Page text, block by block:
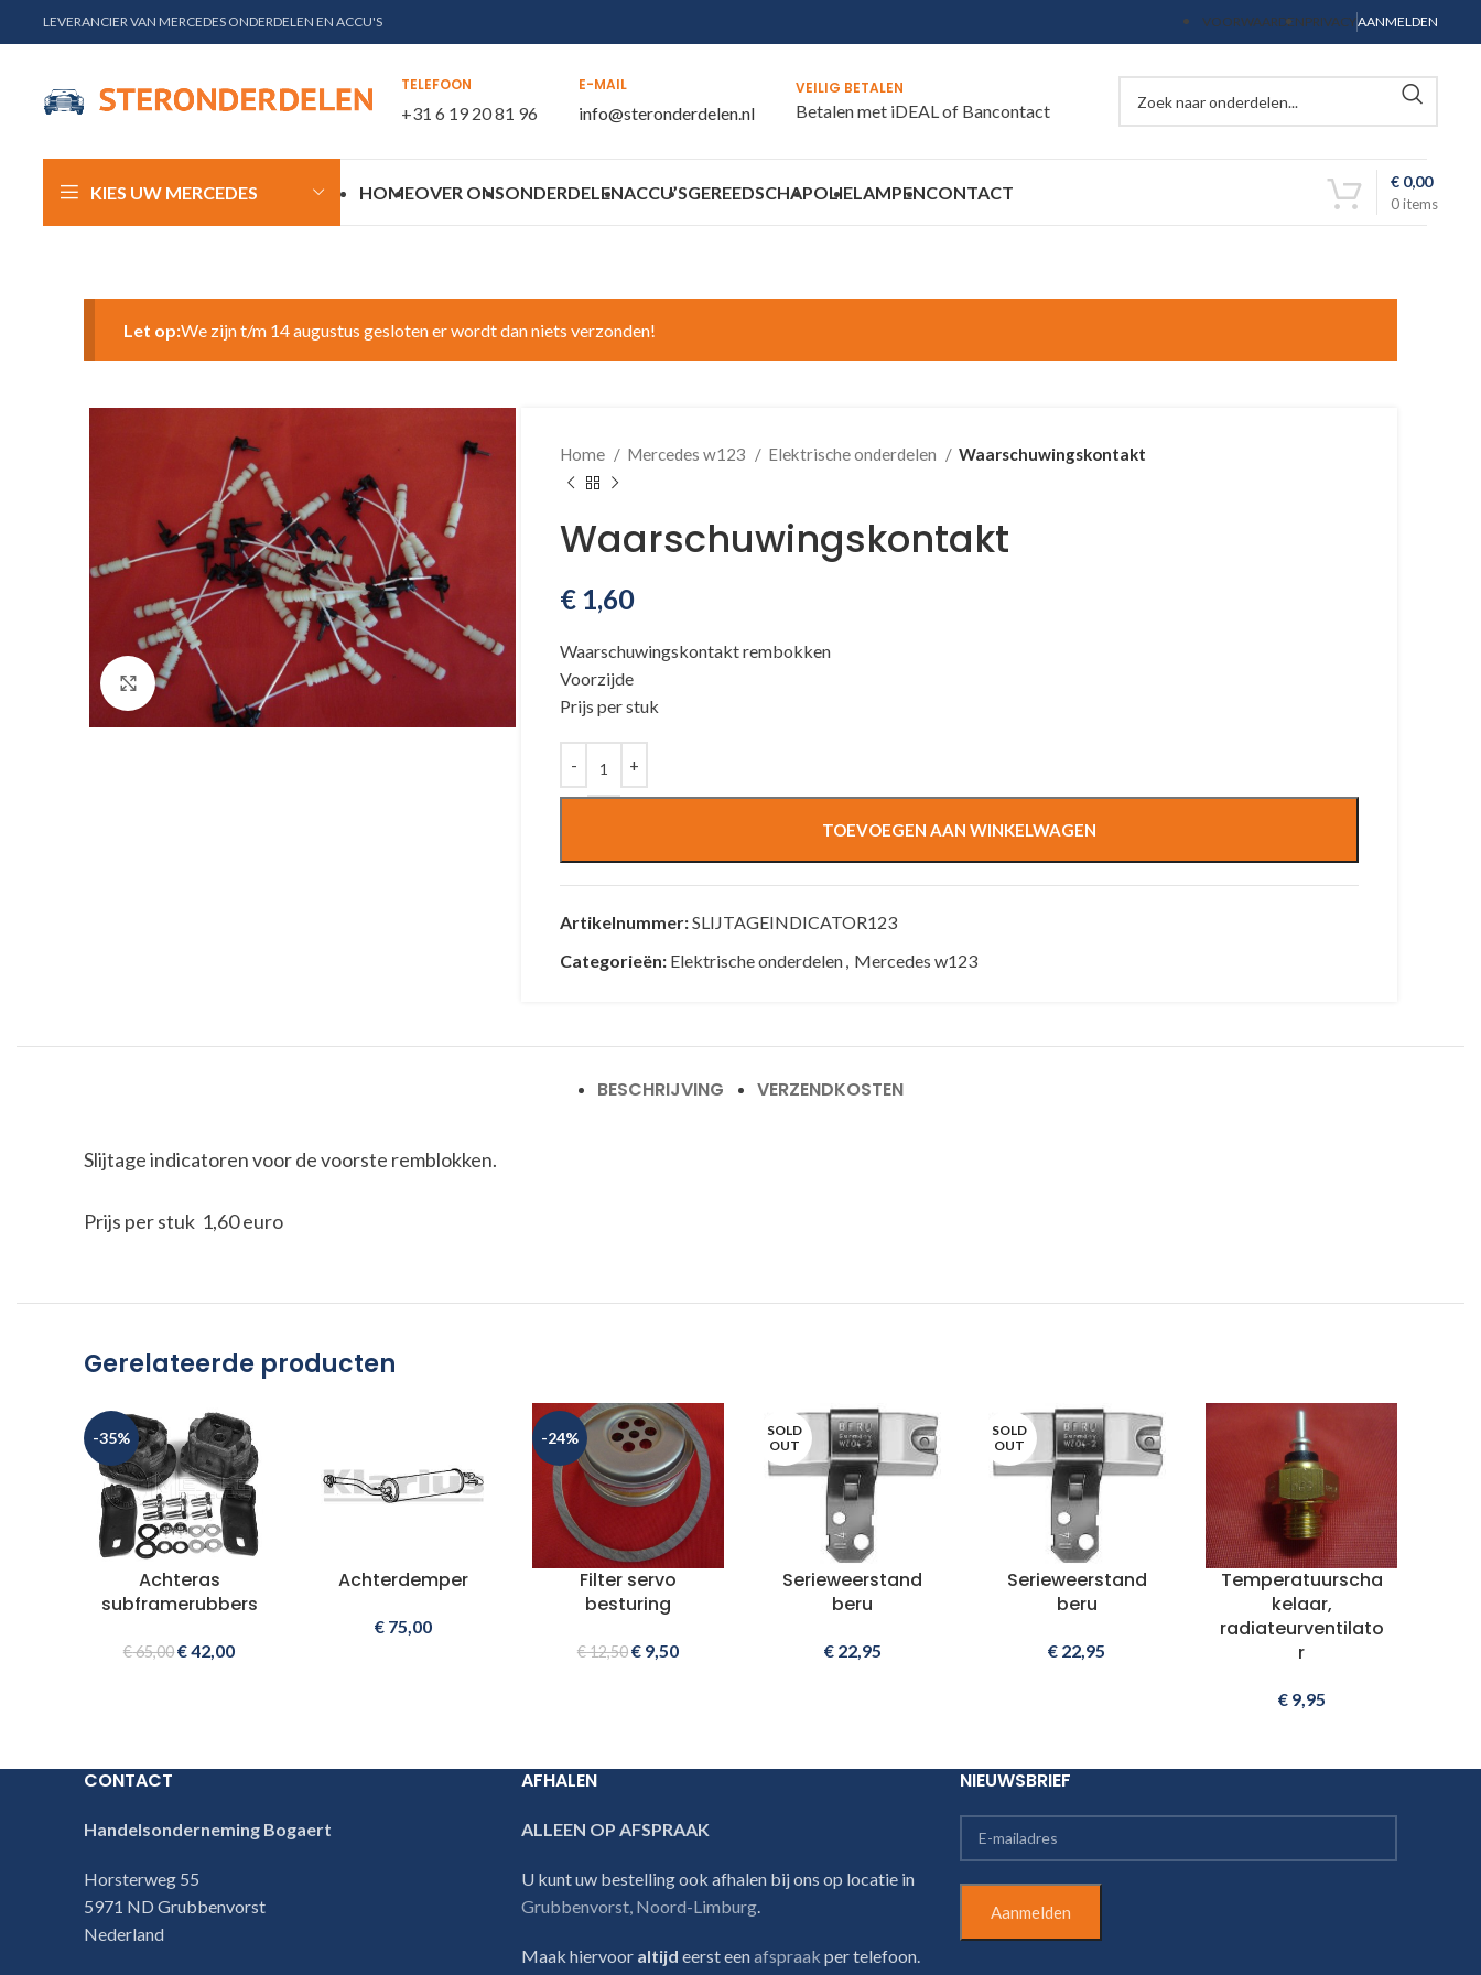
LEVERANCIER VAN MERCEDES ONDERDELEN EN ACCU'S VOORWAARDENPRIVACYAANMELDEN
TELEFOON
+31 6 19 20 81 96
E-MAIL
info@steronderdelen.nl
VEILIG BETALEN
Betalen met iDEAL of Bancontact
KIES UW MERCEDES HOMEOVER ONSONDERDELENACCU’SGEREEDSCHAPOLIELAMPENCONTACT
0items
€ 0,00
Let op:We zijn t/m 14 augustus gesloten er wordt dan niets verzonden!
Klik voor vergroting
Home Mercedes w123 Elektrische onderdelen Waarschuwingskontakt
Waarschuwingskontakt
€ 1,60
Waarschuwingskontakt rembokken
Voorzijde
Prijs per stuk
TOEVOEGEN AAN WINKELWAGEN
Artikelnummer:SLIJTAGEINDICATOR123
Categorieën: Elektrische onderdelen Mercedes w123
BESCHRIJVING VERZENDKOSTEN
Slijtage indicatoren voor de voorste remblokken.
Prijs per stuk 1,60 euro
Gerelateerde producten
-35%
Achteras
subframerubbers
€65,00€42,00
Achterdemper
€ 75,00
-24%
Filter servo
besturing
€12,50€ 9,50
SOLD
OUT
Serieweerstand
beru
€22,95
SOLD
OUT
Serieweerstand
beru
€ 22,95
Temperatuurscha
kelaar,
radiateurventilato
r
€9,95
CONTACT
Handelsonderneming Bogaert
Horsterweg 55
5971 ND Grubbenvorst
Nederland
AFHALEN
ALLEEN OP AFSPRAAK
U kunt uw bestelling ook afhalen bij ons op locatie in
Grubbenvorst, Noord-Limburg
Maak hiervoor altijd eerst eenafspraak per telefoon.
NIEUWSBRIEF